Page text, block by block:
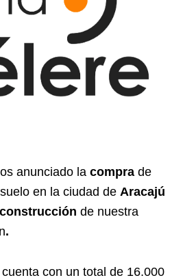
anunciado la compra de
suelo en la ciudad de Aracajú
construcción de nuestra
.
con un total de 16.000